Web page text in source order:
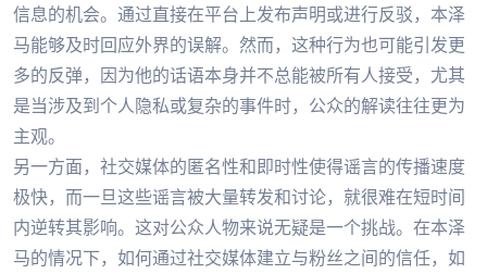
信息的机会。通过直接在平台上发布声明或进行反驳，本泽
马能够及时回应外界的误解。然而，这种行为也可能引发更
多的反弹，因为他的话语本身并不总能被所有人接受，尤其
是当涉及到个人隐私或复杂的事件时，公众的解读往往更为
主观。
另一方面，社交媒体的匿名性和即时性使得谣言的传播速度
极快，而一旦这些谣言被大量转发和讨论，就很难在短时间
内逆转其影响。这对公众人物来说无疑是一个挑战。在本泽
马的情况下，如何通过社交媒体建立与粉丝之间的信任，如